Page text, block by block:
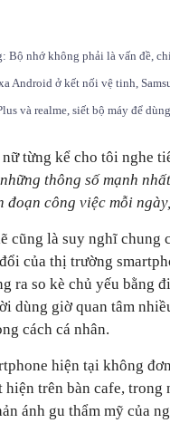
Bộ nhớ không phải là vấn đề,
Android ở kết nối vệ tinh,
và realme, siết bộ máy để
từng kể cho tôi nghe
thông số mạnh
đoạn công việc mỗi
cũng là suy nghĩ chung
của thị trường
ra so kè chủ yếu bằng
dùng giờ quan tâm
cách cá nhân.
hiện tại không
hiện trên bàn cafe,
ánh gu thẩm mỹ của